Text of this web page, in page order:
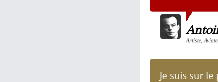
Artiste,
Je suis sur